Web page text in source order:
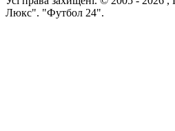
Люкс". "Футбол 24".